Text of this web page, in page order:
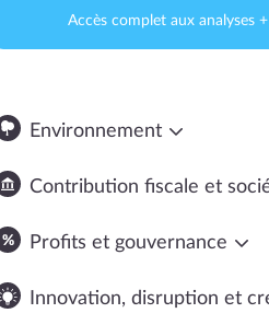
Accès complet aux analyses
Environnement
Contribution fiscale et
Profits et gouvernance
Innovation, disruption et